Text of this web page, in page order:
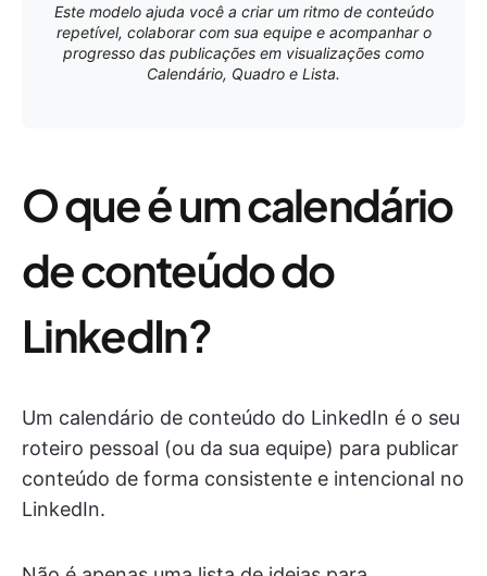
Este modelo ajuda você a criar um ritmo de conteúdo
repetível, colaborar com sua equipe e acompanhar o
progresso das publicações em visualizações como
Calendário, Quadro e Lista.
O que é um calendário
de conteúdo do
LinkedIn?
Um calendário de conteúdo do LinkedIn é o seu
roteiro pessoal (ou da sua equipe) para publicar
conteúdo de forma consistente e intencional no
LinkedIn.